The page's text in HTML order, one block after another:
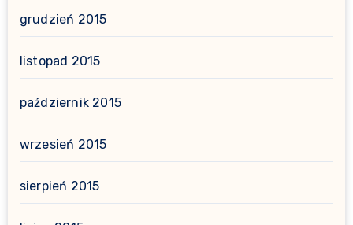
grudzień 2015
listopad 2015
październik 2015
wrzesień 2015
sierpień 2015